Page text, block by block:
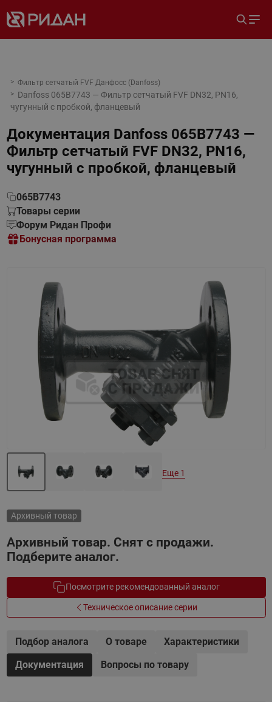
Фильтр сетчатый FVF Данфосс (Danfoss)
Danfoss 065B7743 — Фильтр сетчатый FVF DN32, PN16,
чугунный с пробкой, фланцевый
Документация Danfoss 065B7743 —
Фильтр сетчатый FVF DN32, PN16,
чугунный с пробкой, фланцевый
065B7743
Товары серии
Форум Ридан Профи
Бонусная программа
Архивный товар
Архивный товар. Снят с продажи.
Подберите аналог.
Посмотрите рекомендованный аналог
Техническое описание серии
Назад
Еще 1
Подбор аналога О товаре
Характеристики
Документация
Вопросы по товару